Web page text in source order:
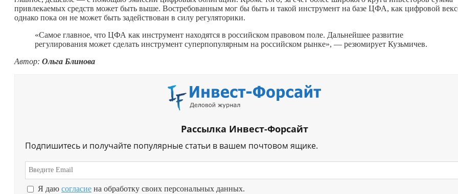
привлекаемых средств может быть выше. Востребованным мог бы быть и такой инструмент на базе ЦФА, как цифровой
однако пока он не может быть задействован в силу регуляторики.
«Самое главное, что ЦФА как инструмент находятся в российском правовом поле. Дальнейшее развитие
регулирования может сделать инструмент суперпопулярным на российском рынке», — резюмирует Кузьмичев.
Автор: Ольга Блинова
Рассылка Инвест-Форсайт
Подпишитесь и получайте популярные статьи в вашем почтовом ящике.
Я даю согласие на обработку своих персональных данных.